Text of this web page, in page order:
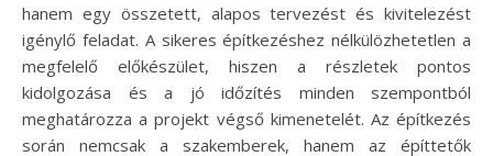
hanem egy összetett, alapos tervezést és kivitelezést
igénylő feladat. A sikeres építkezéshez nélkülözhetetlen a
megfelelő előkészület, hiszen a részletek pontos
kidolgozása és a jó időzítés minden szempontból
meghatározza a projekt végső kimenetelét. Az építkezés
során nemcsak a szakemberek, hanem az építtetők